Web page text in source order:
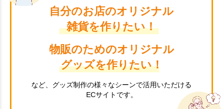
自分のお店のオリジナル
雑貨を作りたい！
物販のためのオリジナル
グッズを作りたい！
など、グッズ制作の様々なシーンで活用いただける
ECサイトです。